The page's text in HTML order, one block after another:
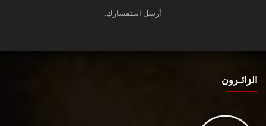
أرسل استفسارك.
الزائـرون